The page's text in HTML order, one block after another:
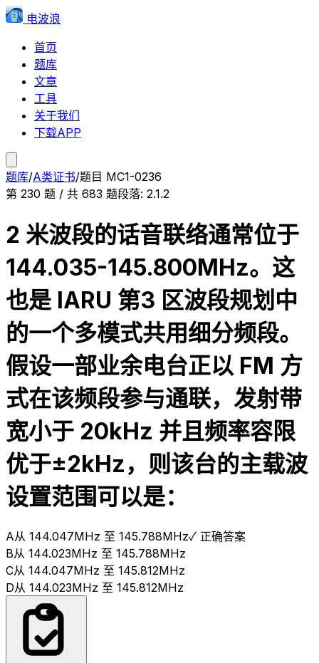
电波浪
首页
题库
文章
工具
关于我们
下载APP
题库/A类证书/题目 MC1-0236
第 230 题 / 共 683 题段落: 2.1.2
2 米波段的话音联络通常位于
144.035-145.800MHz。这
也是 IARU 第3 区波段规划中
的一个多模式共用细分频段。
假设一部业余电台正以 FM 方
式在该频段参与通联，发射带
宽小于 20kHz 并且频率容限
优于±2kHz，则该台的主载波
设置范围可以是：
A从 144.047MHz 至 145.788MHz✓ 正确答案
B从 144.023MHz 至 145.788MHz
C从 144.047MHz 至 145.812MHz
D从 144.023MHz 至 145.812MHz